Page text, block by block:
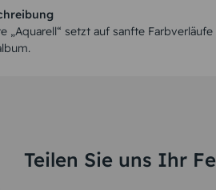
„Aquarell“ setzt auf sanfte
Teilen Sie uns Ihr